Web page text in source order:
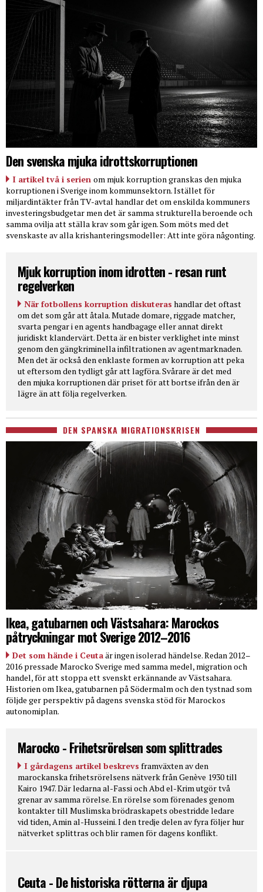
Den svenska mjuka idrottskorruptionen
I artikel två i serien om mjuk korruption granskas den mjuka
korruptionen i Sverige inom kommunsektorn. Istället för
miljardintäkter från TV-avtal handlar det om enskilda kommuners
investeringsbudgetar men det är samma strukturella beroende och
samma ovilja att ställa krav som går igen. Som möts med det
svenskaste av alla krishanteringsmodeller: Att inte göra någonting.
Mjuk korruption inom idrotten - resan runt
regelverken
När fotbollens korruption diskuteras handlar det oftast
om det som går att åtala. Mutade domare, riggade matcher,
svarta pengar i en agents handbagage eller annat direkt
juridiskt klandervärt. Detta är en bister verklighet inte minst
genom den gängkriminella infiltrationen av agentmarknaden.
Men det är också den enklaste formen av korruption att peka
ut eftersom den tydligt går att lagföra. Svårare är det med
den mjuka korruptionen där priset för att bortse ifrån den är
lägre än att följa regelverken.
DEN SPANSKA MIGRATIONSKRISEN
Ikea, gatubarnen och Västsahara: Marockos
påtryckningar mot Sverige 2012–2016
Det som hände i Ceutaär ingen isolerad händelse. Redan 2012–
2016 pressade Marocko Sverige med samma medel, migration och
handel, för att stoppa ett svenskt erkännande av Västsahara.
Historien om Ikea, gatubarnen på Södermalm och den tystnad som
följde ger perspektiv på dagens svenska stöd för Marockos
autonomiplan.
Marocko - Frihetsrörelsen som splittrades
I gårdagens artikel beskrevs framväxten av den
marockanska frihetsrörelsens nätverk från Genève 1930 till
Kairo 1947. Där ledarna al-Fassi och Abd el-Krim utgör två
grenar av samma rörelse. En rörelse som förenades genom
kontakter till Muslimska brödraskapets obestridde ledare
vid tiden, Amin al-Husseini. I den tredje delen av fyra följer hur
nätverket splittras och blir ramen för dagens konflikt.
Ceuta - De historiska rötterna är djupa